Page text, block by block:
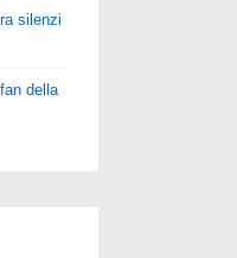
silenzi
della